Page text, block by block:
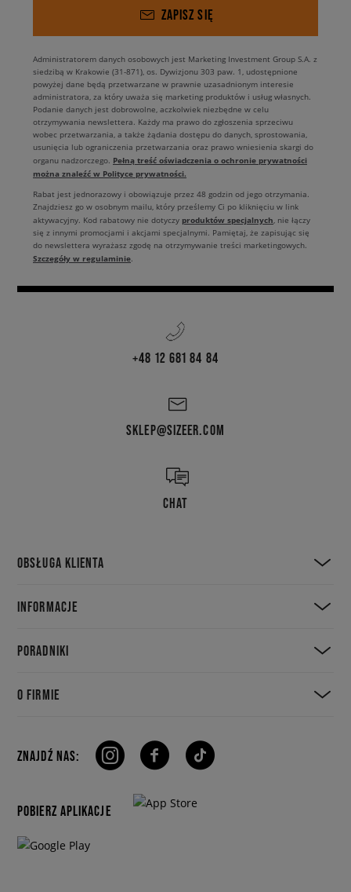
ZAPISZ SIĘ
Administratorem danych osobowych jest Marketing Investment Group S.A. z
siedzibą w Krakowie (31-871), os. Dywizjonu 303 paw. 1, udostępnione
powyżej dane będą przetwarzane w prawnie uzasadnionym interesie
administratora, za który uważa się marketing produktów i usług własnych.
Podanie danych jest dobrowolne, aczkolwiek niezbędne w celu
otrzymywania newslettera. Każdy ma prawo do zgłoszenia sprzeciwu
wobec przetwarzania, a także żądania dostępu do danych, sprostowania,
usunięcia lub ograniczenia przetwarzania oraz prawo wniesienia skargi do
organu nadzorczego. Pełną treść oświadczenia o ochronie prywatności
można znaleźć w Polityce prywatności.
Rabat jest jednorazowy i obowiązuje przez 48 godzin od jego otrzymania.
Znajdziesz go w osobnym mailu, który prześlemy Ci po kliknięciu w link
aktywacyjny. Kod rabatowy nie dotyczy produktów specjalnych, nie łączy
się z innymi promocjami i akcjami specjalnymi. Pamiętaj, że zapisując się
do newslettera wyrażasz zgodę na otrzymywanie treści marketingowych.
Szczegóły w regulaminie.
+48 12 681 84 84
SKLEP@SIZEER.COM
CHAT
OBSŁUGA KLIENTA
INFORMACJE
PORADNIKI
O FIRMIE
ZNAJDŹ NAS:
POBIERZ APLIKACJE